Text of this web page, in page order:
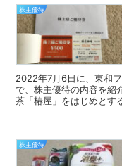
株主優待
2022年7月6日に、東和
で、株主優待の内容を紹
茶「椿屋」をはじめとす
株主優待